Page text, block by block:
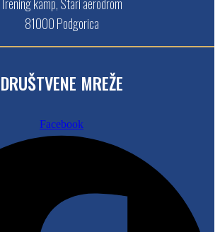
81000 Podgorica
DRUŠTVENE MREŽE
Facebook